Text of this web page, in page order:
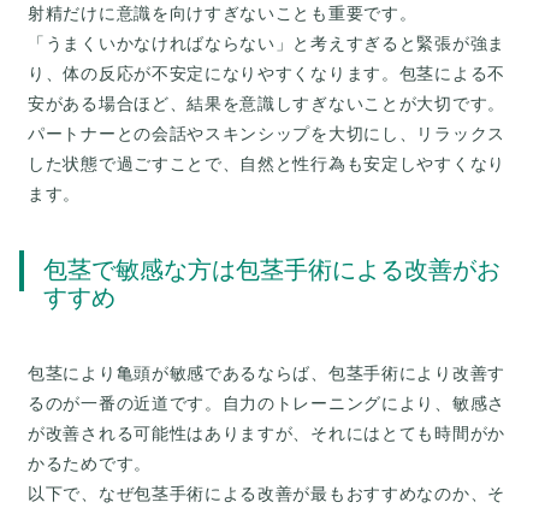
射精だけに意識を向けすぎないことも重要です。
「うまくいかなければならない」と考えすぎると緊張が強ま
り、体の反応が不安定になりやすくなります。包茎による不
安がある場合ほど、結果を意識しすぎないことが大切です。
パートナーとの会話やスキンシップを大切にし、リラックス
した状態で過ごすことで、自然と性行為も安定しやすくなり
包茎で敏感な方は包茎手術による改善がお
すすめ
包茎により亀頭が敏感であるならば、包茎手術により改善す
るのが一番の近道です。自力のトレーニングにより、敏感さ
が改善される可能性はありますが、それにはとても時間がか
かるためです。
以下で、なぜ包茎手術による改善が最もおすすめなのか、そ